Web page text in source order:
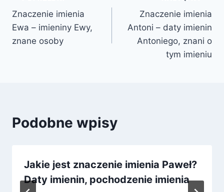
wpisu
Znaczenie imienia
Ewa – imieniny Ewy,
znane osoby
Znaczenie imienia
Antoni – daty imienin
Antoniego, znani o
tym imieniu
Podobne wpisy
Jakie jest znaczenie imienia Paweł?
Daty imienin, pochodzenie imienia